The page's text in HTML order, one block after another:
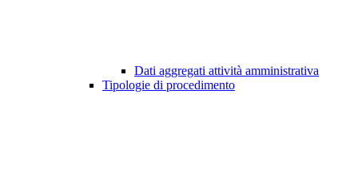
Dati aggregati attività amministrativa
Tipologie di procedimento